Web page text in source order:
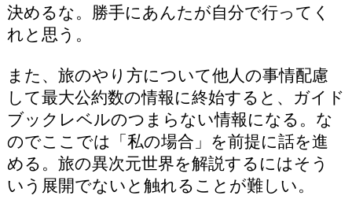
決めるな。勝手にあんたが自分で行ってく
れと思う。
また、旅のやり方について他人の事情配慮
して最大公約数の情報に終始すると、ガイド
ブックレベルのつまらない情報になる。な
のでここでは「私の場合」を前提に話を進
める。旅の異次元世界を解説するにはそう
いう展開でないと触れることが難しい。